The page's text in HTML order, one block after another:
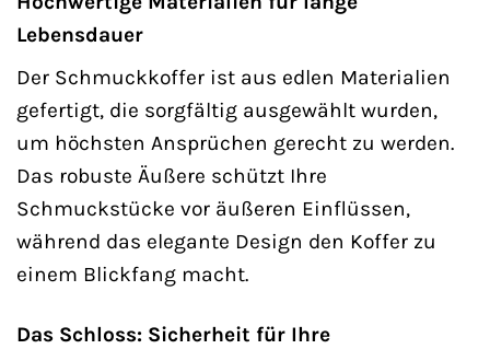
Lebensdauer
Der Schmuckkoffer ist aus edlen Materialien
gefertigt, die sorgfältig ausgewählt wurden,
um höchsten Ansprüchen gerecht zu werden.
Das robuste Äußere schützt Ihre
Schmuckstücke vor äußeren Einflüssen,
während das elegante Design den Koffer zu
einem Blickfang macht.
Das Schloss: Sicherheit für Ihre